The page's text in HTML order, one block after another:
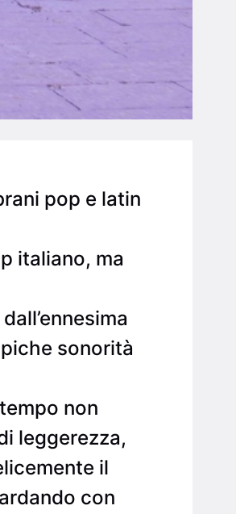
pop e latin
italiano, ma
sonorità
non
leggerezza,
il
con